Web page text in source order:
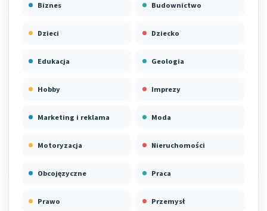
Biznes Budownictwo
Dzieci Dziecko
Edukacja Geologia
Hobby Imprezy
Marketing i reklama Moda
Motoryzacja Nieruchomości
Obcojęzyczne Praca
Prawo Przemysł